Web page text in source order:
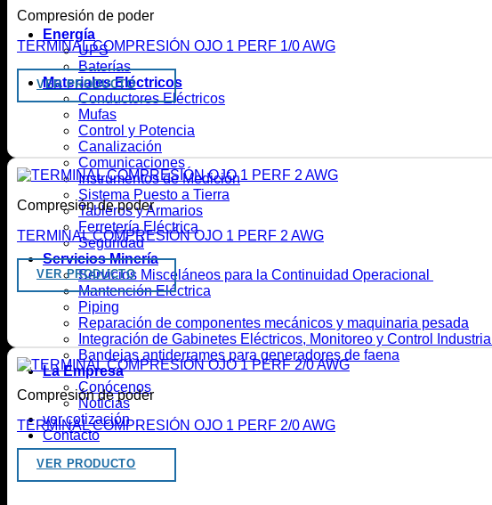
Energía
UPS
Baterías
Materiales Eléctricos
Conductores Eléctricos
Mufas
Control y Potencia
Canalización
Comunicaciones
Instrumentos de Medición
Sistema Puesto a Tierra
Tableros y Armarios
Ferretería Eléctrica
Seguridad
Servicios Minería
Servicios Misceláneos para la Continuidad Operacional
Mantención Eléctrica
Piping
Reparación de componentes mecánicos y maquinaria pesada
Integración de Gabinetes Eléctricos, Monitoreo y Control Industrial
Bandejas antiderrames para generadores de faena
La Empresa
Conócenos
Noticias
ver cotización
Contacto
Compresión de poder
TERMINAL COMPRESIÓN OJO 1 PERF 1/0 AWG
VER PRODUCTO
Compresión de poder
TERMINAL COMPRESIÓN OJO 1 PERF 2 AWG
VER PRODUCTO
Compresión de poder
TERMINAL COMPRESIÓN OJO 1 PERF 2/0 AWG
VER PRODUCTO